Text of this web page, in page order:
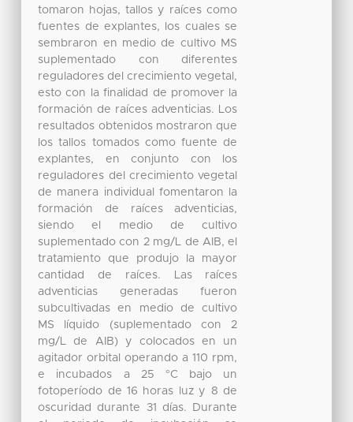
tomaron hojas, tallos y raíces como
fuentes de explantes, los cuales se
sembraron en medio de cultivo MS
suplementado con diferentes
reguladores del crecimiento vegetal,
esto con la finalidad de promover la
formación de raíces adventicias. Los
resultados obtenidos mostraron que
los tallos tomados como fuente de
explantes, en conjunto con los
reguladores del crecimiento vegetal
de manera individual fomentaron la
formación de raíces adventicias,
siendo el medio de cultivo
suplementado con 2 mg/L de AIB, el
tratamiento que produjo la mayor
cantidad de raíces. Las raíces
adventicias generadas fueron
subcultivadas en medio de cultivo
MS líquido (suplementado con 2
mg/L de AIB) y colocados en un
agitador orbital operando a 110 rpm,
e incubados a 25 °C bajo un
fotoperíodo de 16 horas luz y 8 de
oscuridad durante 31 días. Durante